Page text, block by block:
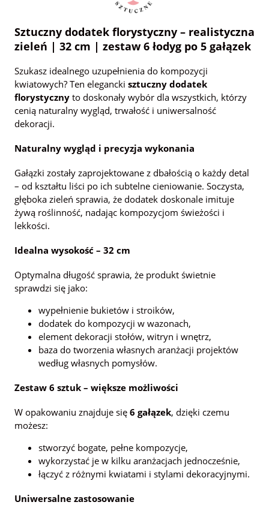
Sztuczny dodatek florystyczny – realistyczna
zieleń | 32 cm | zestaw 6 łodyg po 5 gałązek
Szukasz idealnego uzupełnienia do kompozycji
kwiatowych? Ten elegancki sztuczny dodatek
florystyczny to doskonały wybór dla wszystkich, którzy
cenią naturalny wygląd, trwałość i uniwersalność
dekoracji.
Naturalny wygląd i precyzja wykonania
Gałązki zostały zaprojektowane z dbałością o każdy detal
– od kształtu liści po ich subtelne cieniowanie. Soczysta,
głęboka zieleń sprawia, że dodatek doskonale imituje
żywą roślinność, nadając kompozycjom świeżości i
lekkości.
Idealna wysokość – 32 cm
Optymalna długość sprawia, że produkt świetnie
sprawdzi się jako:
wypełnienie bukietów i stroików,
dodatek do kompozycji w wazonach,
element dekoracji stołów, witryn i wnętrz,
baza do tworzenia własnych aranżacji projektów
według własnych pomysłów.
Zestaw 6 sztuk – większe możliwości
W opakowaniu znajduje się 6 gałązek, dzięki czemu
możesz:
stworzyć bogate, pełne kompozycje,
wykorzystać je w kilku aranżacjach jednocześnie,
łączyć z różnymi kwiatami i stylami dekoracyjnymi.
Uniwersalne zastosowanie